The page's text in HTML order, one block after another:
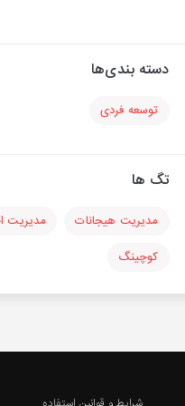
دسته بندی‌ها
توسعه فردی
تگ ها
مدیریت هیجانات
مدیریت
کوچینگ